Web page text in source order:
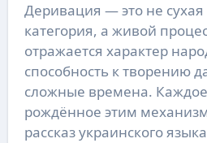
Деривация — это не
категория, а живой
отражается характер
способность к творению
сложные времена.
рождённое этим
рассказ украинского